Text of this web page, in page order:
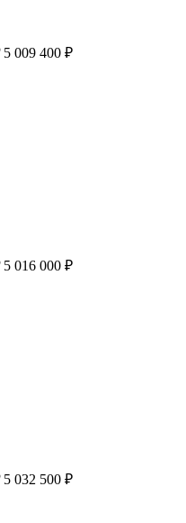
5 009 400 ₽
5 016 000 ₽
5 032 500 ₽